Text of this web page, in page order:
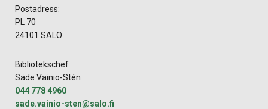
Postadress:
PL 70
24101 SALO
Bibliotekschef
Säde Vainio-Stén
044 778 4960
sade.vainio-sten@salo.fi